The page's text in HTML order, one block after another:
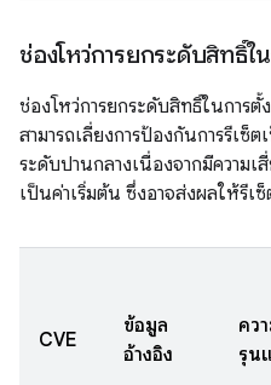
ช่องโหว่การยกระดับสิทธิ์ใ
ช่องโหว่การยกระดับสิทธิ์ในการตั้
สามารถเลี่ยงการป้องกันการรีเซ็
ระดับปานกลางเนื่องจากมีความเ
เป็นค่าเริ่มต้น ซึ่งอาจส่งผลให้รี
CVE
ข้อมูล
อ้างอิง
คว
รุน